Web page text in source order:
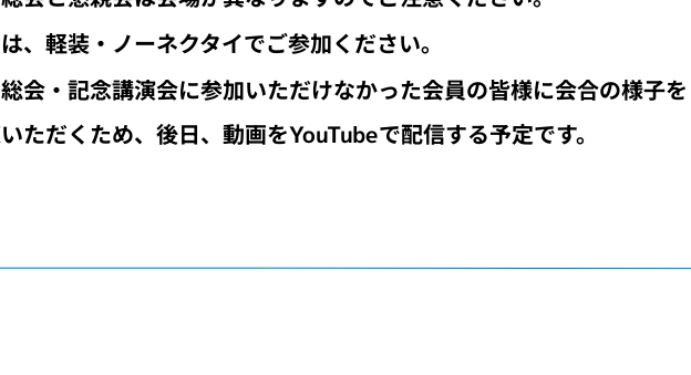
、軽装・ノーネクタイでご参加ください。
会・記念講演会に参加いただけなかった会員の皆様に会合の様子を
ただくため、後日、動画をYouTubeで配信する予定です。